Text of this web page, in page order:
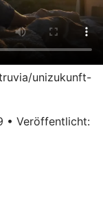
unizukunft-
• Veröffentlicht: